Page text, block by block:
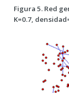
Figura 5. Red
K=0.7,